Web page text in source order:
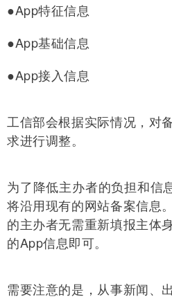
●App特征信息
●App基础信息
●App接入信息
工信部会根据实际情况，对
求进行调整。
为了降低主办者的负担和信
将沿用现有的网站备案信息
的主办者无需重新填报主体
的App信息即可。
需要注意的是，从事新闻、